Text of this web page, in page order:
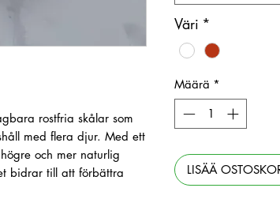
rostfria skålar som
med flera djur. Med ett
och mer naturlig
bidrar till att förbättra
Väri *
Määrä *
LISÄÄ